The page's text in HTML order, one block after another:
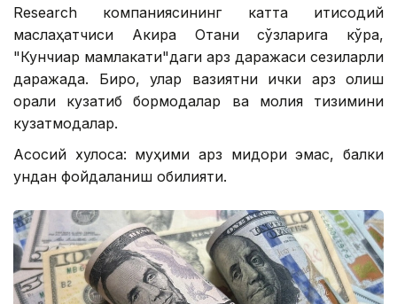
Research компаниясининг катта иқтисодий
маслаҳатчиси Акира Отани сўзларига кўра,
"Кунчиқар мамлакати"даги қарз даражаси сезиларли
даражада. Бироқ, улар вазиятни ички қарз олиш
орқали кузатиб бормоқдалар ва молия тизимини
кузатмоқдалар.
Асосий хулоса: муҳими қарз миқдори эмас, балки
ундан фойдаланиш қобилияти.